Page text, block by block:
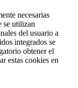
necesarias
se utilizan
del usuario a
integrados se
obtener el
estas cookies en